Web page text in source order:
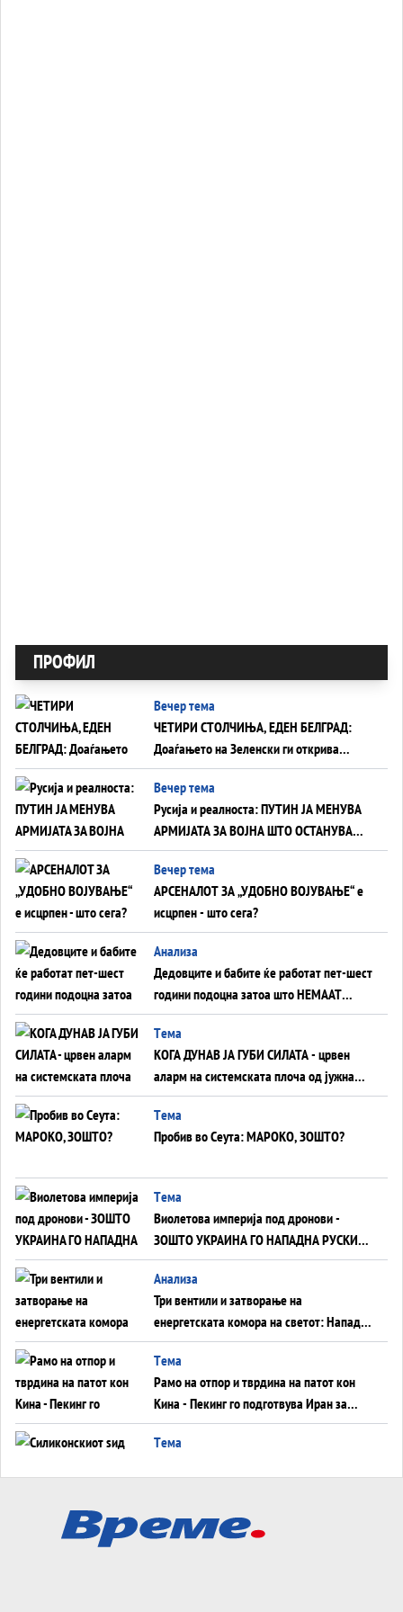
ПРОФИЛ
Вечер тема
ЧЕТИРИ СТОЛЧИЊА, ЕДЕН БЕЛГРАД:
Доаѓањето на Зеленски ги открива
тајните на политиката на балансирање
на Вучиќ
Вечер тема
Русија и реалноста: ПУТИН ЈА МЕНУВА
АРМИЈАТА ЗА ВОЈНА ШТО ОСТАНУВА
БЕЗ ФРОНТ
Вечер тема
АРСЕНАЛОТ ЗА „УДОБНО ВОЈУВАЊЕ“ е
исцрпен - што сега?
Анализа
Дедовците и бабите ќе работат пет-шест
години подоцна затоа што НЕМААТ
ВНУЦИ ДА ГИ ЗАМЕНАТ
Tема
КОГА ДУНАВ ЈА ГУБИ СИЛАТА - црвен
аларм на системската плоча од јужна
Германија до Црното Море...
Tема
Пробив во Сеута: МАРОКО, ЗОШТО?
Tема
Виолетова империја под дронови -
ЗОШТО УКРАИНА ГО НАПАДНА РУСКИОТ
WILDBERRIES
Aнализа
Три вентили и затворање на
енергетската комора на светот: Нападот
во Суец најавува глобален енергетски
инфаркт?
Tема
Рамо на отпор и тврдина на патот кон
Кина - Пекинг го подготвува Иран за
американска копнена инвазија
Tема
Tема
Трамп тврди дека повторно „разговара“